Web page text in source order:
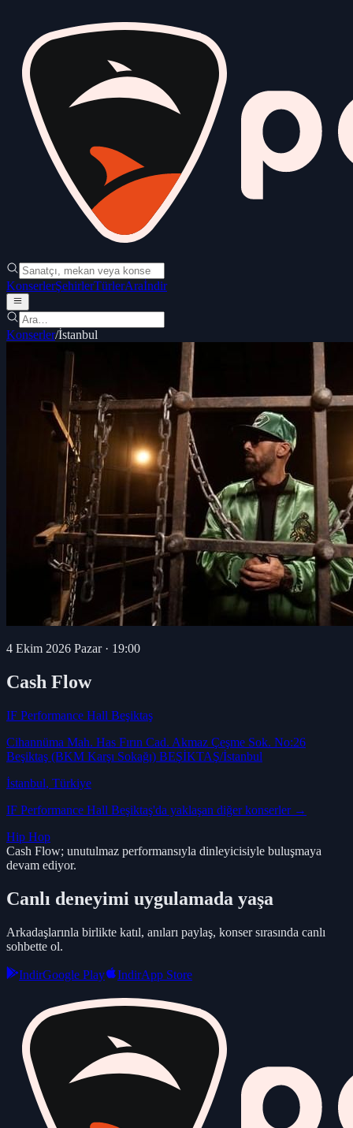
KonserlerŞehirlerTürlerAraİndir
Konserler/İstanbul
4 Ekim 2026 Pazar· 19:00
Cash Flow
IF Performance Hall Beşiktaş
Cihannüma Mah. Has Fırın Cad. Akmaz Çeşme Sok. No:26
Beşiktaş (BKM Karşı Sokağı) BEŞİKTAŞ/İstanbul
İstanbul, Türkiye
IF Performance Hall Beşiktaş'da yaklaşan diğer konserler →
Hip Hop
Cash Flow; unutulmaz performansıyla dinleyicisiyle buluşmaya
devam ediyor.
Canlı deneyimi uygulamada yaşa
Arkadaşlarınla birlikte katıl, anıları paylaş, konser sırasında canlı
sohbette ol.
IndirGoogle Play IndirApp Store